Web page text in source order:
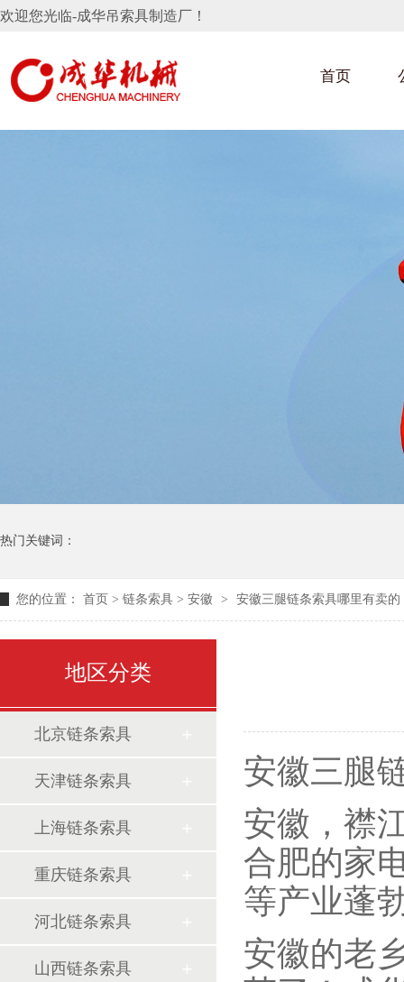
欢迎您光临-成华吊索具制造厂！
首页
热门关键词：
您的位置： 首页 > 链条索具 > 安徽 > 安徽三腿链条索具哪里有卖的
安徽三腿
安徽，襟
合肥的家
等产业蓬
安徽的老
地区分类
北京链条索具
天津链条索具
上海链条索具
重庆链条索具
河北链条索具
山西链条索具